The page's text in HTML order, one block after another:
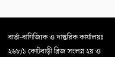
বার্তা-বাণিজ্যিক ও দাপ্তরিক কার্যালয়ঃ
২৬৮/১ কোটবাড়ী ব্রিজ সংলগ্ন ২য় ও